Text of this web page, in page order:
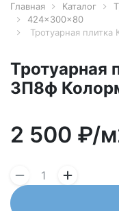
Главная Каталог
424x300x80
Тротуарная
Тротуарная
3П8ф
2 500 ₽/